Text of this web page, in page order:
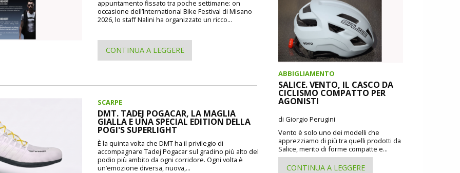
appuntamento fissato tra poche settimane: on
occasione dell’International Bike Festival di Misano
2026, lo staff Nalini ha organizzato un ricco...
CONTINUA A LEGGERE
SCARPE
DMT. TADEJ POGACAR, LA MAGLIA
GIALLA E UNA SPECIAL EDITION DELLA
POGI'S SUPERLIGHT
È la quinta volta che DMT ha il privilegio di
accompagnare Tadej Pogacar sul gradino più alto del
podio più ambito da ogni corridore. Ogni volta è
un’emozione diversa, nuova,...
ABBIGLIAMENTO
SALICE. VENTO, IL CASCO DA
CICLISMO COMPATTO PER
AGONISTI
di Giorgio Perugini
Vento è solo uno dei modelli che
apprezziamo di più tra quelli prodotti da
Salice, merito di forme compatte e...
CONTINUA A LEGGERE